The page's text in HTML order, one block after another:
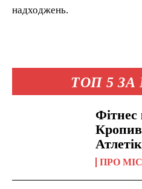
ТОП 5 ЗА
Фітнес
ПРО
надходжень.